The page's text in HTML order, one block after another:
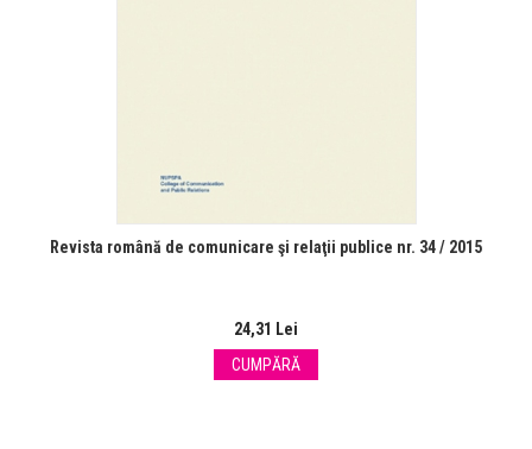
Revista română de comunicare şi relaţii publice nr. 34 / 2015
24,31 Lei
CUMPĂRĂ